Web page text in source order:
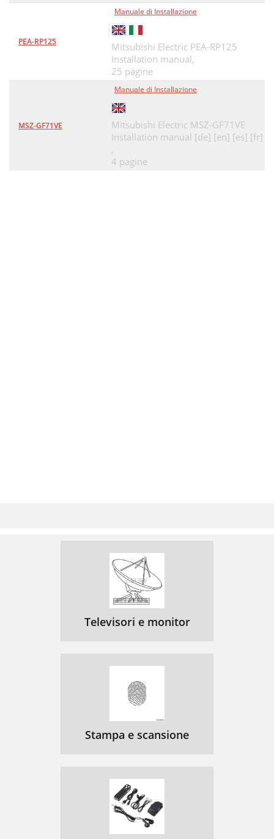
PEA-RP125
Manuale di Installazione
Mitsubishi Electric PEA-RP125
Installation manual,
25 pagine
MSZ-GF71VE
Manuale di Installazione
Mitsubishi Electric MSZ-GF71VE
Installation manual [de] [en] [es] [fr]
,
4 pagine
Televisori e monitor
Stampa e scansione